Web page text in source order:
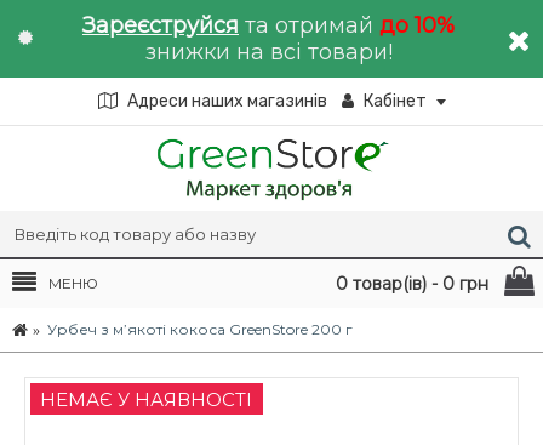
Зареєструйся та отримай до 10%
знижки на всі товари!
Адреси наших магазинів Кабінет
0 товар(ів) - 0 грн
МЕНЮ
Урбеч з м’якоті кокоса GreenStore 200 г
НЕМАЄ У НАЯВНОСТІ